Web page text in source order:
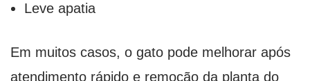
Leve apatia
Em muitos casos, o gato pode melhorar após
atendimento rápido e remoção da planta do